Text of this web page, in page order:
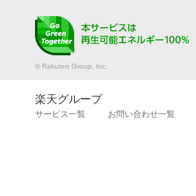
© Rakuten Group, Inc.
楽天グループ
サービス一覧 お問い合わせ一覧